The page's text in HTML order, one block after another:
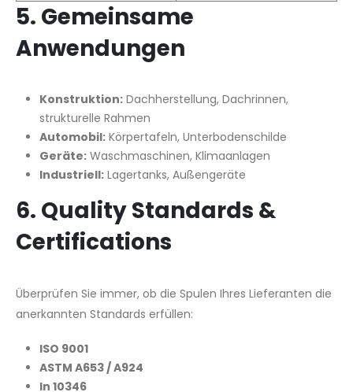
5. Gemeinsame
Anwendungen
Konstruktion:Dachherstellung, Dachrinnen,
strukturelle Rahmen
Automobil:Körpertafeln, Unterbodenschilde
Geräte:Waschmaschinen, Klimaanlagen
Industriell:Lagertanks, Außengeräte
6. Quality Standards &
Certifications
Überprüfen Sie immer, ob die Spulen Ihres Lieferanten die
anerkannten Standards erfüllen:
ISO 9001
ASTM A653 / A924
In 10346